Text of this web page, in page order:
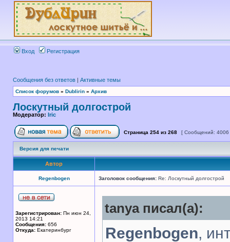
Вход Регистрация
Сообщения без ответов | Активные темы
Список форумов » Dublirin » Архив
Лоскутный долгострой
Модератор: Iric
Страница 254 из 268 [ Сообщений:
Версия для печати
Автор
Regenbogen Заголовок сообщения: Re: Лоскутный долгострой
Зарегистрирован: Пн июн 24,
2013 14:21
Сообщения: 656
Откуда: Екатеринбург
tanya писал(а):
Regenbogen,